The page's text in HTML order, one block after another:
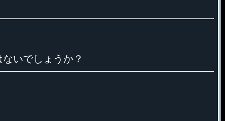
いでしょうか？